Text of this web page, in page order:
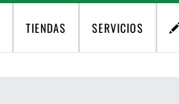
TIENDAS SERVICIOS